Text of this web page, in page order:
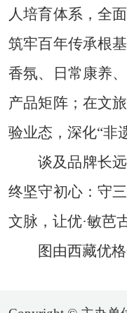
人培育体系，全
筑牢百年传承根
香氛、日常康养
产品矩阵；在文
验业态，深化“非
谈及品牌长
终坚守初心：守
文脉，让优·敏芭
图由西藏优